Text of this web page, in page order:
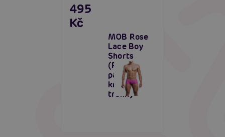
MOB Rose
Lace Boy
Shorts
(Pink),
pánské
krajkové
trenky
495
Kč